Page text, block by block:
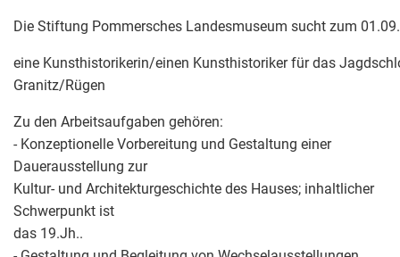
Die Stiftung Pommersches Landesmuseum sucht zum
eine Kunsthistorikerin/einen Kunsthistoriker für das
Granitz/Rügen
Zu den Arbeitsaufgaben gehören:
- Konzeptionelle Vorbereitung und Gestaltung einer
Dauerausstellung zur
Kultur- und Architekturgeschichte des Hauses; inhaltlicher
Schwerpunkt ist
das 19.Jh..